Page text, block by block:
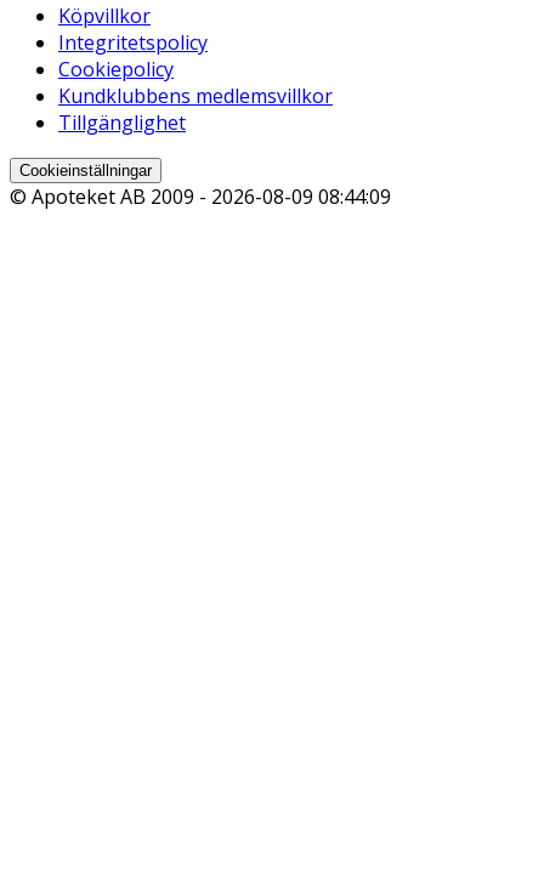
Köpvillkor
Integritetspolicy
Cookiepolicy
Kundklubbens medlemsvillkor
Tillgänglighet
Cookieinställningar
© Apoteket AB 2009 - 2026-08-09 08:44:09